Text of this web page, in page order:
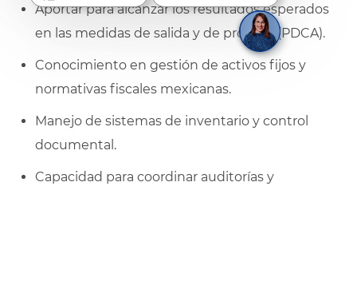
Aportar para alcanzar los resultados esperados
en las medidas de salida y de proceso (PDCA).
Conocimiento en gestión de activos fijos y
normativas fiscales mexicanas.
Manejo de sistemas de inventario y control
documental.
Capacidad para coordinar auditorías y